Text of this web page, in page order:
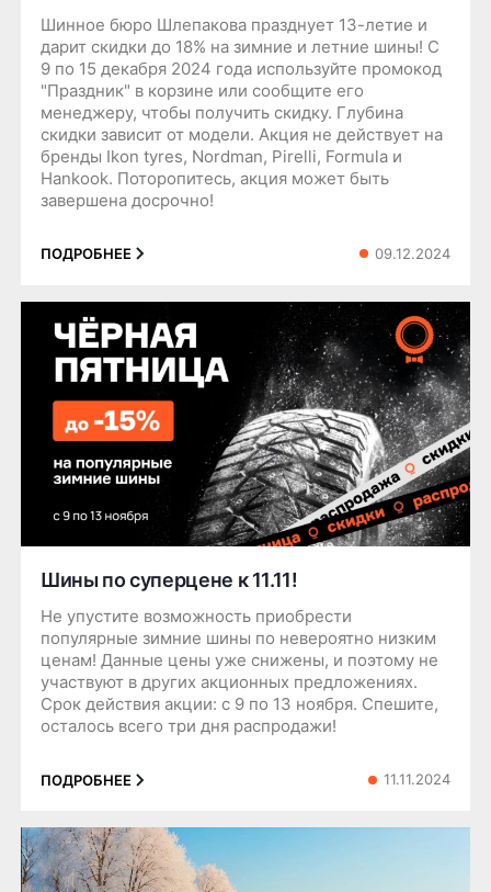
Шинное бюро Шлепакова празднует 13-летие и
дарит скидки до 18% на зимние и летние шины! С
9 по 15 декабря 2024 года используйте промокод
"Праздник" в корзине или сообщите его
менеджеру, чтобы получить скидку. Глубина
скидки зависит от модели. Акция не действует на
бренды Ikon tyres, Nordman, Pirelli, Formula и
Hankook. Поторопитесь, акция может быть
завершена досрочно!
ПОДРОБНЕЕ 09.12.2024
Шины по суперцене к 11.11!
Не упустите возможность приобрести
популярные зимние шины по невероятно низким
ценам! Данные цены уже снижены, и поэтому не
участвуют в других акционных предложениях.
Срок действия акции: с 9 по 13 ноября. Спешите,
осталось всего три дня распродажи!
ПОДРОБНЕЕ 11.11.2024